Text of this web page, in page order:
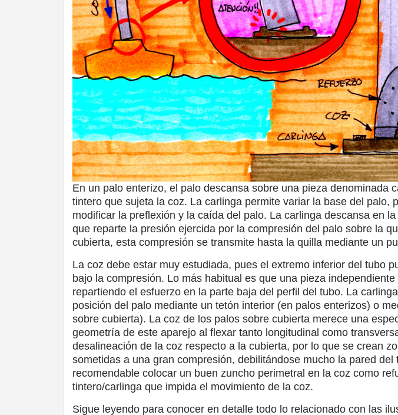
En un palo enterizo, el palo descansa sobre una pieza denominada
tintero que sujeta la coz. La carlinga permite variar la base del palo,
modificar la preflexión y la caída del palo. La carlinga descansa en
que reparte la presión ejercida por la compresión del palo sobre la
cubierta, esta compresión se transmite hasta la quilla mediante un
La coz debe estar muy estudiada, pues el extremo inferior del tubo
bajo la compresión. Lo más habitual es que una pieza
repartiendo el esfuerzo en la parte baja del perfil del tubo. La
posición del palo mediante un tetón interior (en palos enterizos) o
sobre cubierta). La coz de los palos sobre cubierta merece una
geometría de este aparejo al flexar tanto longitudinal como
desalineación de la coz respecto a la cubierta, por lo que se crean
sometidas a una gran compresión, debilitándose mucho la pared del
recomendable colocar un buen zuncho perimetral en la coz como
tintero/carlinga que impida el movimiento de la coz.
Sigue leyendo para conocer en detalle todo lo relacionado con las